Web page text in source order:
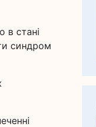
в стані
синдром